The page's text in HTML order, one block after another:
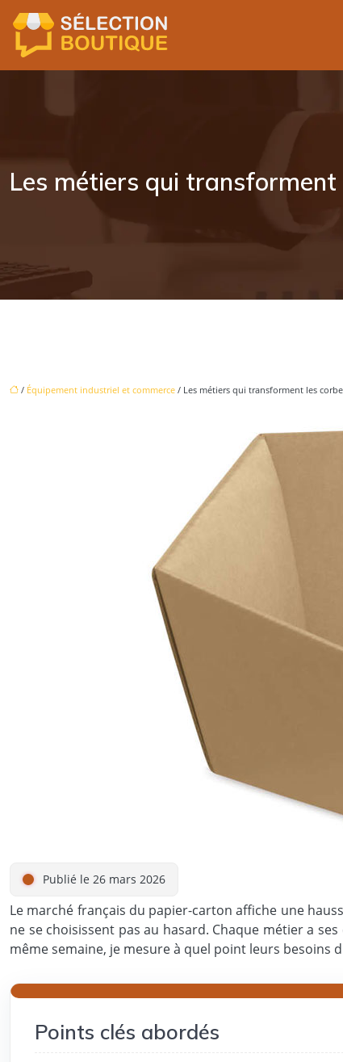
Les métiers qui
/ Équipement industriel et commerce / Les métiers qui transforment les
Publié le 26 mars 2026
Le marché français du papier-carton affiche une
ne se choisissent pas au hasard. Chaque métier a
même semaine, je mesure à quel point leurs besoins
Points clés abordés